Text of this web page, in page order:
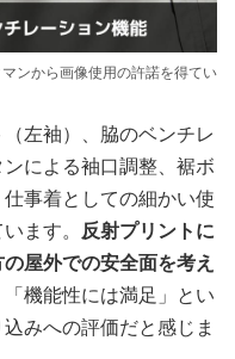
ンから画像使用の許諾を得てい
左袖）、脇のベンチレ
による袖口調整、裾ボ
事着としての細かい使
ます。 反射プリントに
屋外での安全面を考え
「機能性には満足」とい
みへの評価だと感じま